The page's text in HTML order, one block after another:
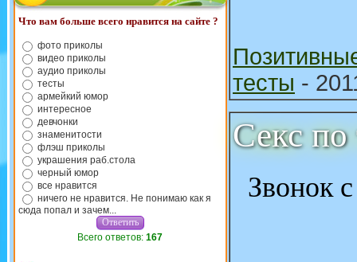
Что вам больше всего нравится на сайте ?
фото приколы
видео приколы
аудио приколы
тесты
армейкий юмор
интересное
девчонки
знаменитости
флэш приколы
украшения раб.стола
черный юмор
все нравится
ничего не нравится. Не понимаю как я
сюда попал и зачем...
Всего ответов: 167
тесты -
Секс по
Звонок